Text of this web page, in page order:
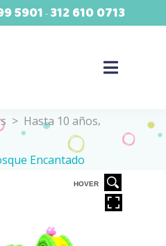
5901 - 312 610 0713
> Hasta 10 años,
Encantado
HOVER